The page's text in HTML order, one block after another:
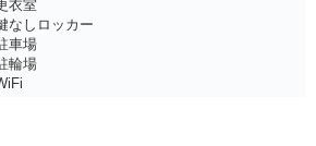
衣室
なしロッカー
車場
輪場